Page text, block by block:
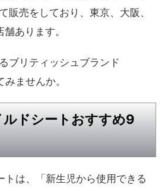
販売をしており、東京、大阪、
あります。
ブリティッシュブランド
みませんか。
ドシートおすすめ9
トは、「新生児から使用できる